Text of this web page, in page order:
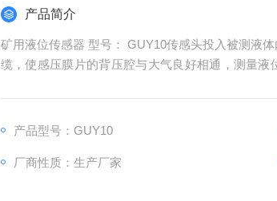
产品简介
矿用液位传感器 型号： GUY10传感头投入被测液体内，电缆接入仪表盒。由于采用特制的防水通气电
缆，使感压膜片的背压腔与大气良好相通，测量
好，并具有优良的密封和防腐性能，可直接投入
矿监测系统兼容使用。
产品型号：GUY10
厂商性质：生产厂家